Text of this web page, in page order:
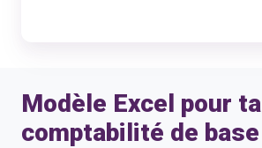
Modèle Excel pour ta
comptabilité de base